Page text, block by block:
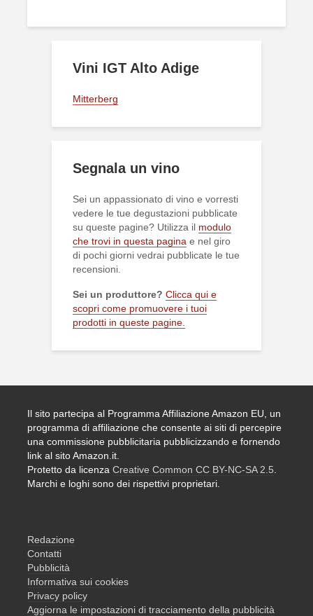
Vini IGT Alto Adige
Mitterberg
Segnala un vino
Sei un appassionato di vino e vorresti
vedere le tue degustazioni pubblicate
su queste pagine? Utilizza il modulo
che trovi in questa pagina e nel giro
di pochi giorni vedrai pubblicate le tue
recensioni.
Sei un produttore? Clicca qui e
scopri come promuovere i tuoi
prodotti in queste pagine.
Il sito partecipa al Programma Affiliazione Amazon EU, un
programma di affiliazione che consente ai siti di percepire
una commissione pubblicitaria pubblicizzando e fornendo
link al sito Amazon.it.
Protetto da licenza Creative Common CC BY-NC-SA 2.5
Marchi e loghi sono dei rispettivi proprietari.
Redazione
Contatti
Pubblicità
Informativa sui cookies
Privacy policy
Aggiorna le impostazioni di tracciamento della pubblicità